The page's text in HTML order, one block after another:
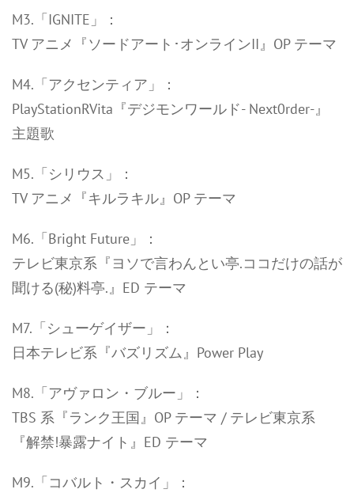
M3.「IGNITE」：
TV アニメ『ソードアート･オンラインII』OP テーマ
M4.「アクセンティア」：
PlayStationRVita『デジモンワールド- Next0rder-』
主題歌
M5.「シリウス」：
TV アニメ『キルラキル』OP テーマ
M6.「Bright Future」：
テレビ東京系『ヨソで言わんとい亭.ココだけの話が
聞ける(秘)料亭.』ED テーマ
M7.「シューゲイザー」：
日本テレビ系『バズリズム』Power Play
M8.「アヴァロン・ブルー」：
TBS 系『ランク王国』OP テーマ / テレビ東京系
『解禁!暴露ナイト』ED テーマ
M9.「コバルト・スカイ」：